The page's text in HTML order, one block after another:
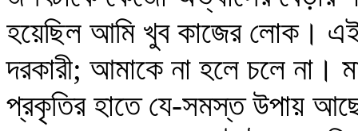
হয়েছিল আমি খুব কাজের লোক। এই
দরকারী; আমাকে না হলে চলে না।
প্রকৃতির হাতে যে-সমস্ত উপায়